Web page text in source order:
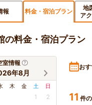
報 料金・宿泊プラン
地
ア
の料金・宿泊プラン
室情報
年8月
木 金 土 日
1 2
お
11 件